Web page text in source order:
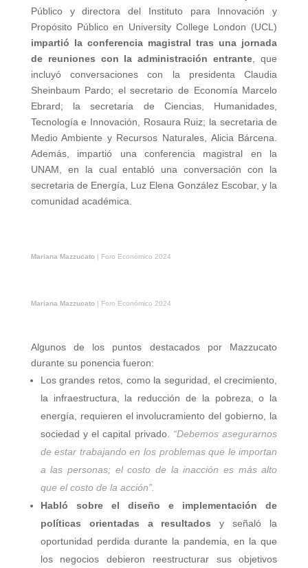
Público y directora del Instituto para Innovación y
Propósito Público en University College London (UCL)
impartió la conferencia magistral tras una jornada
de reuniones con la administración entrante , que
incluyó conversaciones con la presidenta Claudia
Sheinbaum Pardo; el secretario de Economía Marcelo
Ebrard; la secretaria de Ciencias, Humanidades,
Tecnología e Innovación, Rosaura Ruiz; la secretaria de
Medio Ambiente y Recursos Naturales, Alicia Bárcena.
Además, impartió una conferencia magistral en la
UNAM, en la cual entabló una conversación con la
secretaria de Energía, Luz Elena González Escobar, y la
comunidad académica.
Mariana Mazzucato | Foro Económico 2024
Mariana Mazzucato | Foro Económico 2024
Algunos de los puntos destacados por Mazzucato
durante su ponencia fueron:
Los grandes retos, como la seguridad, el crecimiento,
la infraestructura, la reducción de la pobreza, o la
energía, requieren el involucramiento del gobierno, la
sociedad y el capital privado. “Debemos asegurarnos
de estar trabajando en los problemas que le importan
a las personas; el costo de la inacción es más alto
que el costo de la acción”.
Habló sobre el diseño e implementación de
políticas orientadas a resultados y señaló la
oportunidad perdida durante la pandemia, en la que
los negocios debieron reestructurar sus objetivos